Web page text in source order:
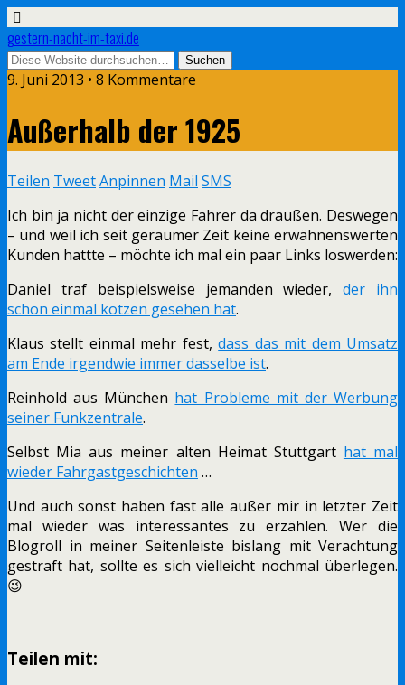
gestern-nacht-im-taxi.de
9. Juni 2013 • 8 Kommentare
Außerhalb der 1925
Teilen TweetAnpinnen Mail SMS
Ich bin ja nicht der einzige Fahrer da draußen. Deswegen
– und weil ich seit geraumer Zeit keine erwähnenswerten
Kunden hattte – möchte ich mal ein paar Links loswerden:
Daniel traf beispielsweise jemanden wieder,der ihn
schon einmal kotzen gesehen hat.
Klaus stellt einmal mehr fest,dass das mit dem Umsatz
am Ende irgendwie immer dasselbe ist.
Reinhold aus München hat Probleme mit der Werbung
seiner Funkzentrale.
Selbst Mia aus meiner alten Heimat Stuttgart hat mal
wieder Fahrgastgeschichten …
Und auch sonst haben fast alle außer mir in letzter Zeit
mal wieder was interessantes zu erzählen. Wer die
Blogroll in meiner Seitenleiste bislang mit Verachtung
gestraft hat, sollte es sich vielleicht nochmal überlegen.
😉
Teilen mit: